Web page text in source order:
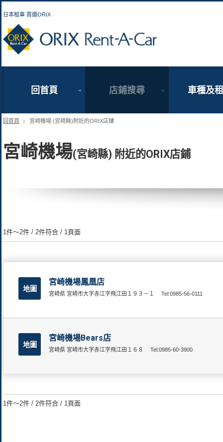
日本租車 首選ORIX
回首頁 店鋪搜尋 車種及
回首頁 宮崎機場 (宮崎縣)附近的ORIX店鋪
宮崎機場(宮崎縣) 附近的ORIX店鋪
1件～2件 / 2件符合 / 1頁面
地圖
宮崎機場鳳凰店
宮崎県 宮崎市大字赤江字飛江田１９３－１ Tel:0985-56-0111
地圖
宮崎機場Bears店
宮崎県 宮崎市大字赤江字飛江田１６８ Tel:0985-60-3900
1件～2件 / 2件符合 / 1頁面